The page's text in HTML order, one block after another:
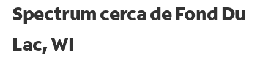
Spectrumcerca de Fond Du
Lac, WI